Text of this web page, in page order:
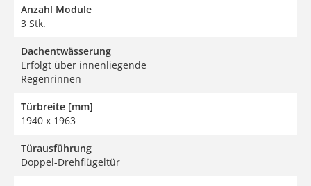
Anzahl Module
3 Stk.
Dachentwässerung
Erfolgt über innenliegende
Regenrinnen
Türbreite [mm]
1940 x 1963
Türausführung
Doppel-Drehflügeltür